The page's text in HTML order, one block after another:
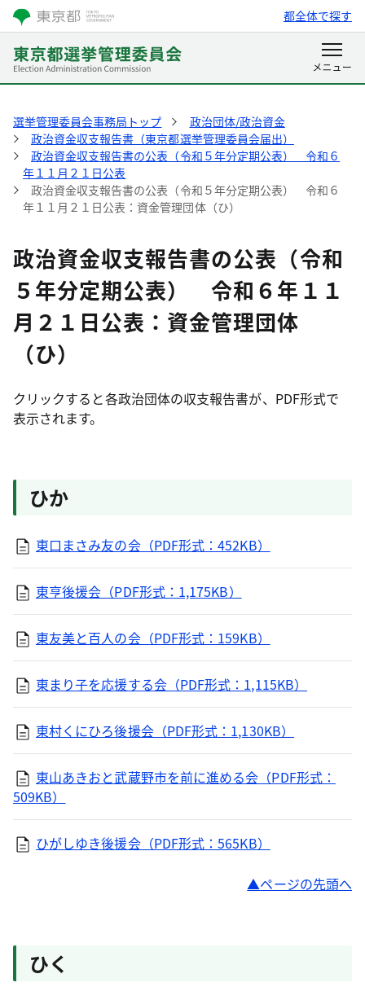
都全体で探す
選挙管理委員会事務局トップ
政治団体/政治資金
政治資金収支報告書（東京都選挙管理委員会届出）
政治資金収支報告書の公表（令和５年分定期公表） 令和６
年１１月２１日公表
政治資金収支報告書の公表（令和５年分定期公表） 令和６
年１１月２１日公表：資金管理団体（ひ）
政治資金収支報告書の公表（令和
５年分定期公表） 令和６年１１
月２１日公表：資金管理団体
（ひ）
クリックすると各政治団体の収支報告書が、PDF形式で
表示されます。
ひか
東口まさみ友の会（PDF形式：452KB）
東亨後援会（PDF形式：1,175KB）
東友美と百人の会（PDF形式：159KB）
東まり子を応援する会（PDF形式：1,115KB）
東村くにひろ後援会（PDF形式：1,130KB）
東山あきおと武蔵野市を前に進める会（PDF形式：
509KB）
ひがしゆき後援会（PDF形式：565KB）
ページの先頭へ
ひく